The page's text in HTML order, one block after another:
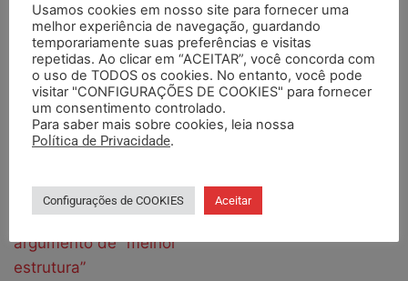
FOTO: Divulgação/Comissão de Mobilização FEPAM
Publicado em Notícias Notícias em Destaque
Tags agro database fepam fiscalizacao operacaopadrao
ANTERIORES
governo justifica
transferências com
argumento de “melhor
estrutura”
Usamos cookies em nosso site para fornecer uma
melhor experiência de navegação, guardando
temporariamente suas preferências e visitas
repetidas. Ao clicar em “ACEITAR”, você concorda com
o uso de TODOS os cookies. No entanto, você pode
visitar "CONFIGURAÇÕES DE COOKIES" para fornecer
um consentimento controlado.
Para saber mais sobre cookies, leia nossa
Política de Privacidade.
Configurações de COOKIES Aceitar